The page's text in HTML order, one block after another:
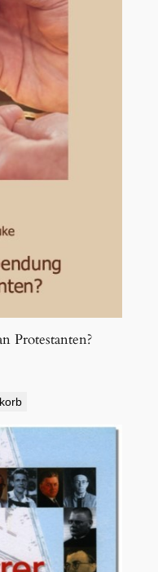
Protestanten?